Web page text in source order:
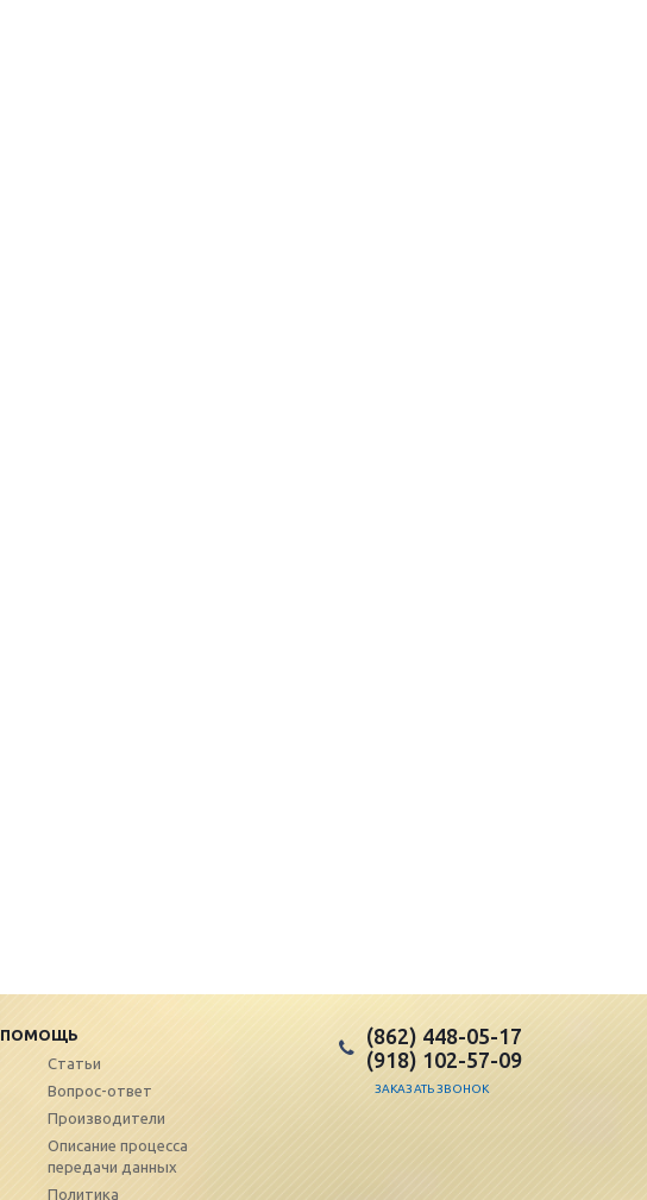
ПОМОЩЬ
Статьи
Вопрос-ответ
Производители
Описание процесса
передачи данных
Политика
(862) 448-05-17
(918) 102-57-09
ЗАКАЗАТЬ ЗВОНОК